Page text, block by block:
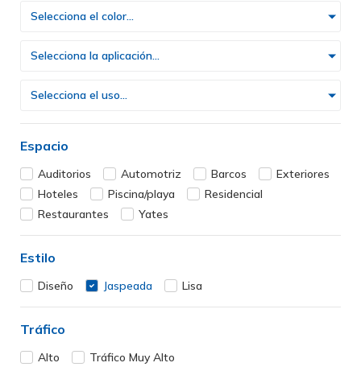
Selecciona el color...
Selecciona la aplicación...
Selecciona el uso...
Espacio
Auditorios Automotriz Barcos
Exteriores
Hoteles
Piscina/playa
Residencial
Restaurantes
Yates
Estilo
Diseño Jaspeada Lisa
Tráfico
Alto Tráfico Muy Alto